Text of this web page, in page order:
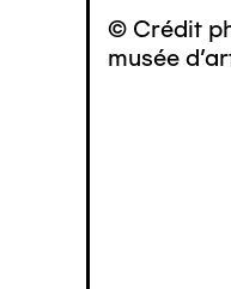
© Crédit
musée